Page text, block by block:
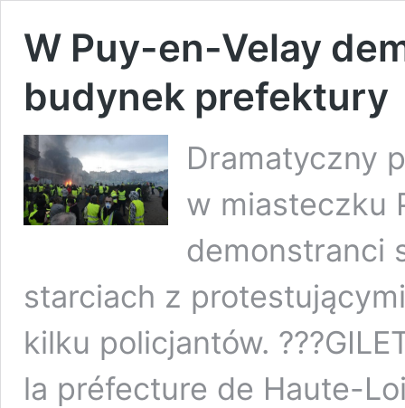
W Puy-en-Velay
budynek prefektury
Dramatyczny
w miasteczku
demonstranci
starciach z
kilku policjantów.
la préfecture de Haute-